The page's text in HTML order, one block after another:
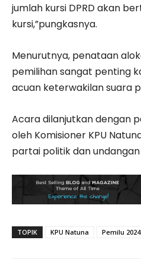
jumlah kursi DPRD akan
kursi,”pungkasnya.
Menurutnya, penataan
pemilihan sangat penting
acuan keterwakilan suara
Acara dilanjutkan dengan
oleh Komisioner KPU
partai politik dan
TOPIK KPU Natuna Pemilu 2024